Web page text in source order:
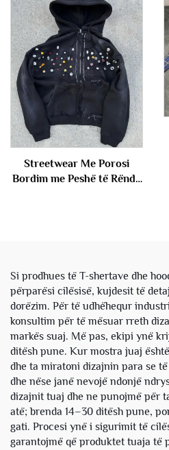
pullover, set për meshkuj
Streetwear Me Porosi
Bordim me Peshë të Rëndë
Si prodhues të T-shertave dhe
përparësi cilësisë, kujdesit të
dorëzim. Për të udhëhequr
konsultim për të mësuar rreth
markës suaj. Më pas, ekipi ynë
ditësh pune. Kur mostra juaj
dhe ta miratoni dizajnin para se
dhe nëse janë nevojë ndonjë
dizajnit tuaj dhe ne punojmë për
atë; brenda 14–30 ditësh pune,
gati. Procesi ynë i sigurimit të
garantojmë që produktet tuaja të